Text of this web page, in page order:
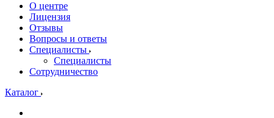
О центре
Лицензия
Отзывы
Вопросы и ответы
Специалисты
Специалисты
Сотрудничество
Каталог